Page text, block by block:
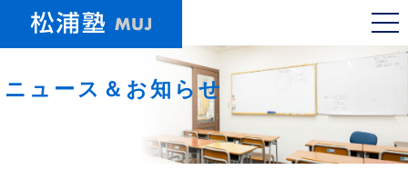
ニュース＆お知らせ